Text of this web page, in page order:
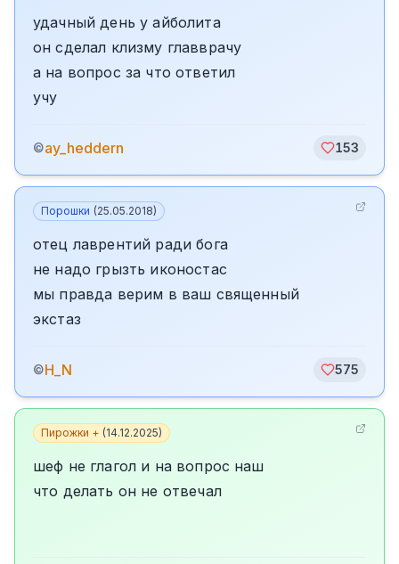
удачный день у айболита
он сделал клизму главврачу
а на вопрос за что ответил
учу
©ay_heddern 153
Порошки (25.05.2018)
отец лаврентий ради бога
не надо грызть иконостас
мы правда верим в ваш священный
экстаз
©H_N 575
Пирожки + (14.12.2025)
шеф не глагол и на вопрос наш
что делать он не отвечал